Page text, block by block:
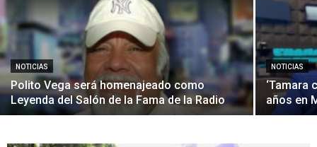
NOTICIAS
Polito Vega será homenajeado como
Leyenda del Salón de la Fama de la Radio
NOTICIAS
‘Tamara
años en